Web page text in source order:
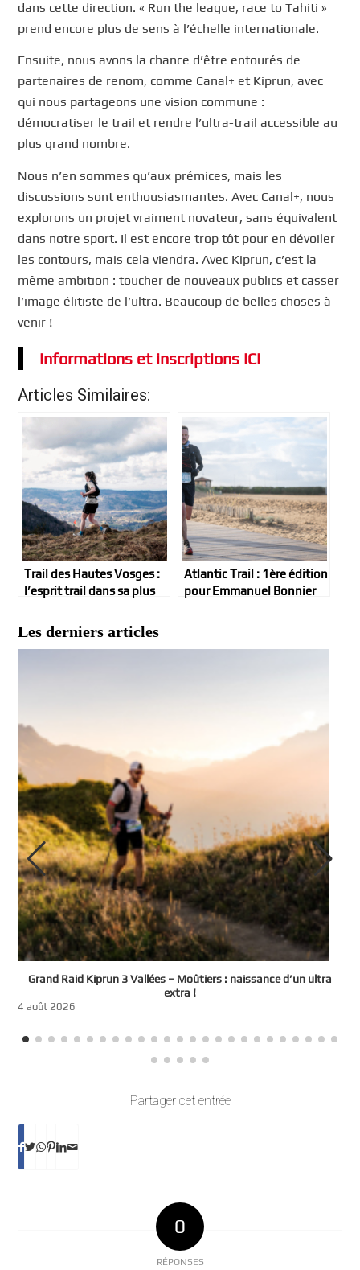
dans cette direction. « Run the league, race to Tahiti »
prend encore plus de sens à l’échelle internationale.
Ensuite, nous avons la chance d’être entourés de
partenaires de renom, comme Canal+ et Kiprun, avec
qui nous partageons une vision commune :
démocratiser le trail et rendre l’ultra-trail accessible au
plus grand nombre.
Nous n’en sommes qu’aux prémices, mais les
discussions sont enthousiasmantes. Avec Canal+, nous
explorons un projet vraiment novateur, sans équivalent
dans notre sport. Il est encore trop tôt pour en dévoiler
les contours, mais cela viendra. Avec Kiprun, c’est la
même ambition : toucher de nouveaux publics et casser
l’image élitiste de l’ultra. Beaucoup de belles choses à
venir !
Informations et inscriptions ICI
Articles Similaires:
Trail des Hautes Vosges :
l’esprit trail dans sa plus
Atlantic Trail : 1ère édition
pour Emmanuel Bonnier
Les derniers articles
Grand Raid Kiprun 3 Vallées – Moûtiers : naissance d’un ultra
extra !
4 août 2026
Partager cet entrée
0
RÉPONSES